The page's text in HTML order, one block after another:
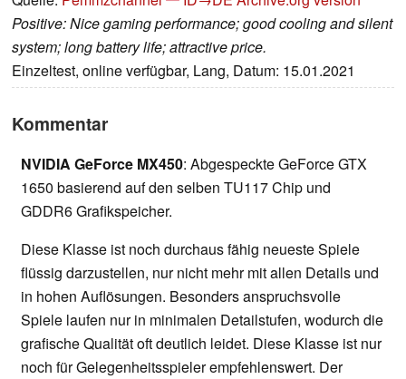
Positive: Nice gaming performance; good cooling and silent
system; long battery life; attractive price.
Einzeltest, online verfügbar, Lang, Datum: 15.01.2021
Kommentar
NVIDIA GeForce MX450: Abgespeckte GeForce GTX
1650 basierend auf den selben TU117 Chip und
GDDR6 Grafikspeicher.
Diese Klasse ist noch durchaus fähig neueste Spiele
flüssig darzustellen, nur nicht mehr mit allen Details und
in hohen Auflösungen. Besonders anspruchsvolle
Spiele laufen nur in minimalen Detailstufen, wodurch die
grafische Qualität oft deutlich leidet. Diese Klasse ist nur
noch für Gelegenheitsspieler empfehlenswert. Der